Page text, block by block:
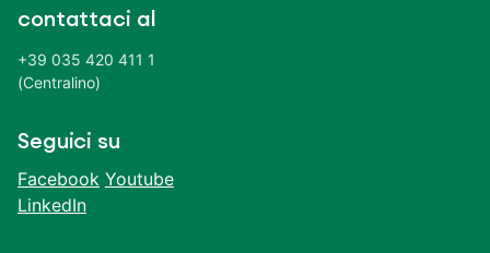
contattaci al
+39 035 420 411 1
(Centralino)
Seguici su
Facebook Youtube
LinkedIn